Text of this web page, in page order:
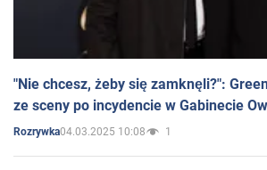
"Nie chcesz, żeby się zamknęli?":
ze sceny po incydencie w Gabinecie
Rozrywka04.03.2025 10:08 1